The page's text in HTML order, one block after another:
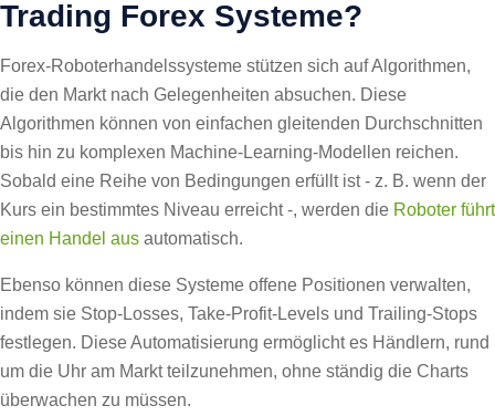
Trading Forex Systeme?
Forex-Roboterhandelssysteme stützen sich auf Algorithmen,
die den Markt nach Gelegenheiten absuchen. Diese
Algorithmen können von einfachen gleitenden Durchschnitten
bis hin zu komplexen Machine-Learning-Modellen reichen.
Sobald eine Reihe von Bedingungen erfüllt ist - z. B. wenn der
Kurs ein bestimmtes Niveau erreicht -, werden die Roboter führt
einen Handel aus automatisch.
Ebenso können diese Systeme offene Positionen verwalten,
indem sie Stop-Losses, Take-Profit-Levels und Trailing-Stops
festlegen. Diese Automatisierung ermöglicht es Händlern, rund
um die Uhr am Markt teilzunehmen, ohne ständig die Charts
überwachen zu müssen.